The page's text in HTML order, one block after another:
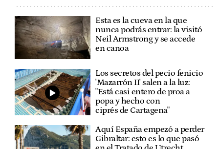
Esta es la cueva en la que
nunca podrás entrar: la visitó
Neil Armstrong y se accede
en canoa
Los secretos del pecio fenicio
'Mazarrón II' salen a la luz:
"Está casi entero de proa a
popa y hecho con
ciprés de Cartagena"
Aquí España empezó a perder
Gibraltar: esto es lo que pasó